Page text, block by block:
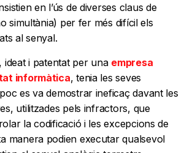
en l’ús de diverses claus de
simultània) per fer més difícil els
al senyal.
i patentat per una empresa
informàtica, tenia les seves
es va demostrar ineficaç davant les
utilitzades pels infractors, que
la codificació i les excepcions de
manera podien executar qualsevol